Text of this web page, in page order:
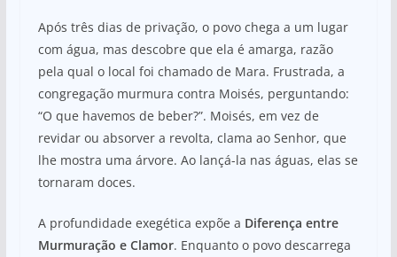
Após três dias de privação, o povo chega a um lugar
com água, mas descobre que ela é amarga, razão
pela qual o local foi chamado de Mara. Frustrada, a
congregação murmura contra Moisés, perguntando:
“O que havemos de beber?”. Moisés, em vez de
revidar ou absorver a revolta, clama ao Senhor, que
lhe mostra uma árvore. Ao lançá-la nas águas, elas se
tornaram doces.
A profundidade exegética expõe a Diferença entre
Murmuração e Clamor. Enquanto o povo descarrega